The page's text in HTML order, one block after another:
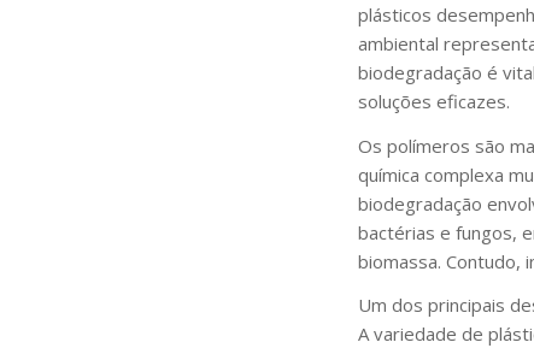
plásticos
ambiental
biodegradação é
soluções eficazes.
Os polímeros são
química complexa
biodegradação
bactérias e fungos,
biomassa. Contudo,
Um dos principais
A variedade de